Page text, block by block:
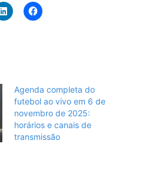
Agenda completa do
futebol ao vivo em 6 de
novembro de 2025:
horários e canais de
transmissão